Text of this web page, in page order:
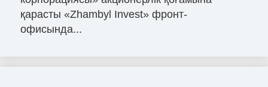
қарасты «Zhambyl Invest» фронт-
офисында...